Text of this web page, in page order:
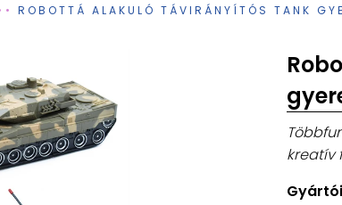
ROBOTTÁ ALAKULÓ TÁVIRÁNYÍTÓS TANK
kreatív